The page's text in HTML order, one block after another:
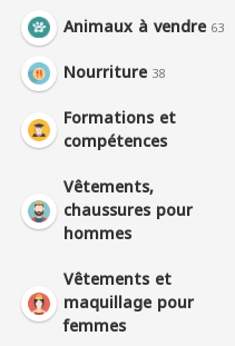
Animaux à vendre 63
Nourriture 38
Formations et
compétences
Vêtements,
chaussures pour
hommes
Vêtements et
maquillage pour
femmes